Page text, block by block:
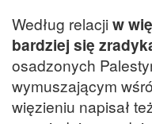
Według relacjiw
bardziej się
osadzonych
wymuszającym
więzieniu napisał